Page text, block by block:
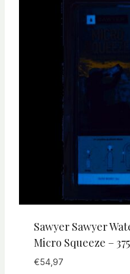
Sawyer Sawyer
Micro Squeeze –
€54,97